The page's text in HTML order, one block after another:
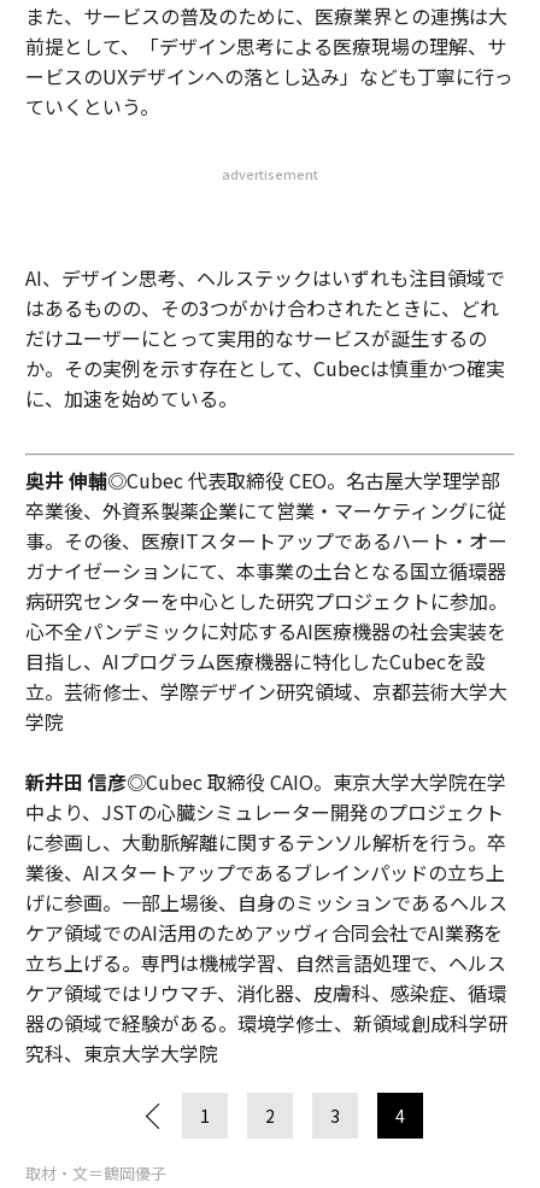
また、サービスの普及のために、医療業界との連携は大
前提として、「デザイン思考による医療現場の理解、サ
ービスのUXデザインへの落とし込み」なども丁寧に行っ
ていくという。
advertisement
AI、デザイン思考、ヘルステックはいずれも注目領域で
はあるものの、その3つがかけ合わされたときに、どれ
だけユーザーにとって実用的なサービスが誕生するの
か。その実例を示す存在として、Cubecは慎重かつ確実
に、加速を始めている。
奥井 伸輔◎Cubec 代表取締役 CEO。名古屋大学理学部
卒業後、外資系製薬企業にて営業・マーケティングに従
事。その後、医療ITスタートアップであるハート・オー
ガナイゼーションにて、本事業の土台となる国立循環器
病研究センターを中心とした研究プロジェクトに参加。
心不全パンデミックに対応するAI医療機器の社会実装を
目指し、AIプログラム医療機器に特化したCubecを設
立。芸術修士、学際デザイン研究領域、京都芸術大学大
学院
新井田 信彦◎Cubec 取締役 CAIO。東京大学大学院在学
中より、JSTの心臓シミュレーター開発のプロジェクト
に参画し、大動脈解離に関するテンソル解析を行う。卒
業後、AIスタートアップであるブレインパッドの立ち上
げに参画。一部上場後、自身のミッションであるヘルス
ケア領域でのAI活用のためアッヴィ合同会社でAI業務を
立ち上げる。専門は機械学習、自然言語処理で、ヘルス
ケア領域ではリウマチ、消化器、皮膚科、感染症、循環
器の領域で経験がある。環境学修士、新領域創成科学研
究科、東京大学大学院
1 2 3 4
取材・文＝鶴岡優子